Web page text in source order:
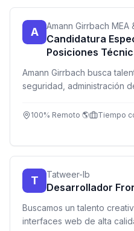
A Amann Girrbach MEA
Candidatura
Posiciones
Amann Girrbach busca
seguridad, administración
global innovador.
100% Remoto 🌎
Tiempo
T Tatweer-lb
Desarrollador
Buscamos un talento
interfaces web de alta